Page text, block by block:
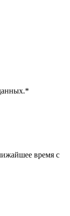
*
время с